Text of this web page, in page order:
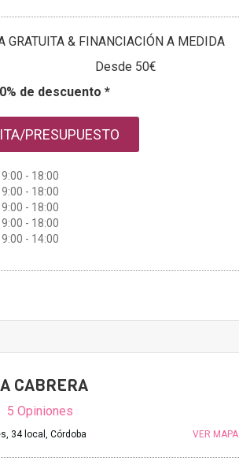
GRATUITA & FINANCIACIÓN A MEDIDA
Desde 50€
de descuento *
PRESUPUESTO
9:00 - 18:00
9:00 - 18:00
9:00 - 18:00
9:00 - 18:00
9:00 - 14:00
CABRERA
5 Opiniones
34 local, Córdoba VER MAPA